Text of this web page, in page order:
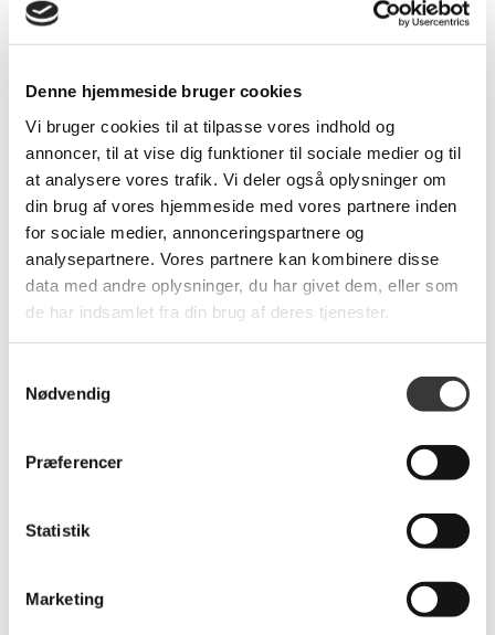
Denne hjemmeside bruger cookies
Vi bruger cookies til at tilpasse vores indhold og
annoncer, til at vise dig funktioner til sociale medier og til
at analysere vores trafik. Vi deler også oplysninger om
din brug af vores hjemmeside med vores partnere inden
for sociale medier, annonceringspartnere og
analysepartnere. Vores partnere kan kombinere disse
data med andre oplysninger, du har givet dem, eller som
de har indsamlet fra din brug af deres tjenester.
Nødvendig
Præferencer
Statistik
Marketing
140x200cm
1.899,00 DKK
140x200cm
1.899,00 DKK
Flere
Varianter
50x80cm
Flere